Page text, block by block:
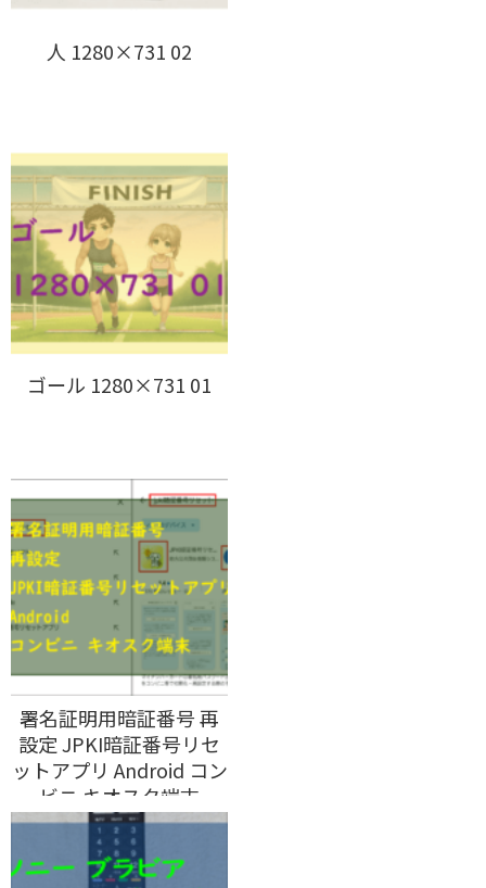
人 1280×731 02
ゴール 1280×731 01
署名証明用暗証番号 再
設定 JPKI暗証番号リセ
ットアプリ Android コン
ビニ キオスク端末